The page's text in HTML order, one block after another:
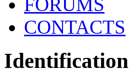
FORUMS
CONTACTS
Identification